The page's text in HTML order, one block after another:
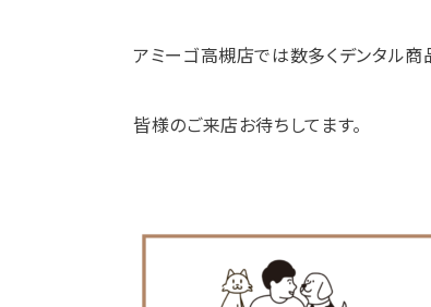
アミーゴ高槻店では数多くデンタル商
皆様のご来店お待ちしてます。